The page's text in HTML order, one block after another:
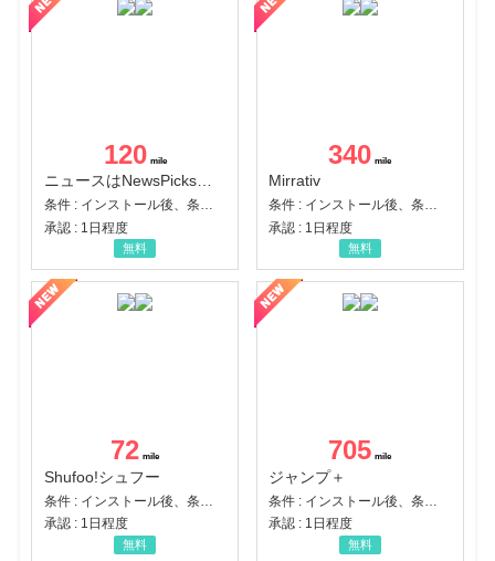
120
ニュースはNewsPicks｜経済ニュース・就活・ビジネス
条件 : インストール後、条件達成
承認 : 1日程度
無料
340
Mirrativ
条件 : インストール後、条件達成
承認 : 1日程度
無料
72
Shufoo!シュフー
承認 : 1日程度
無料
705
ジャンプ＋
承認 : 1日程度
無料